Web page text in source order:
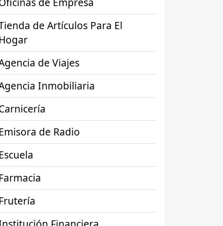
de Artículos Para El
de Viajes
Inmobiliaria
de Radio